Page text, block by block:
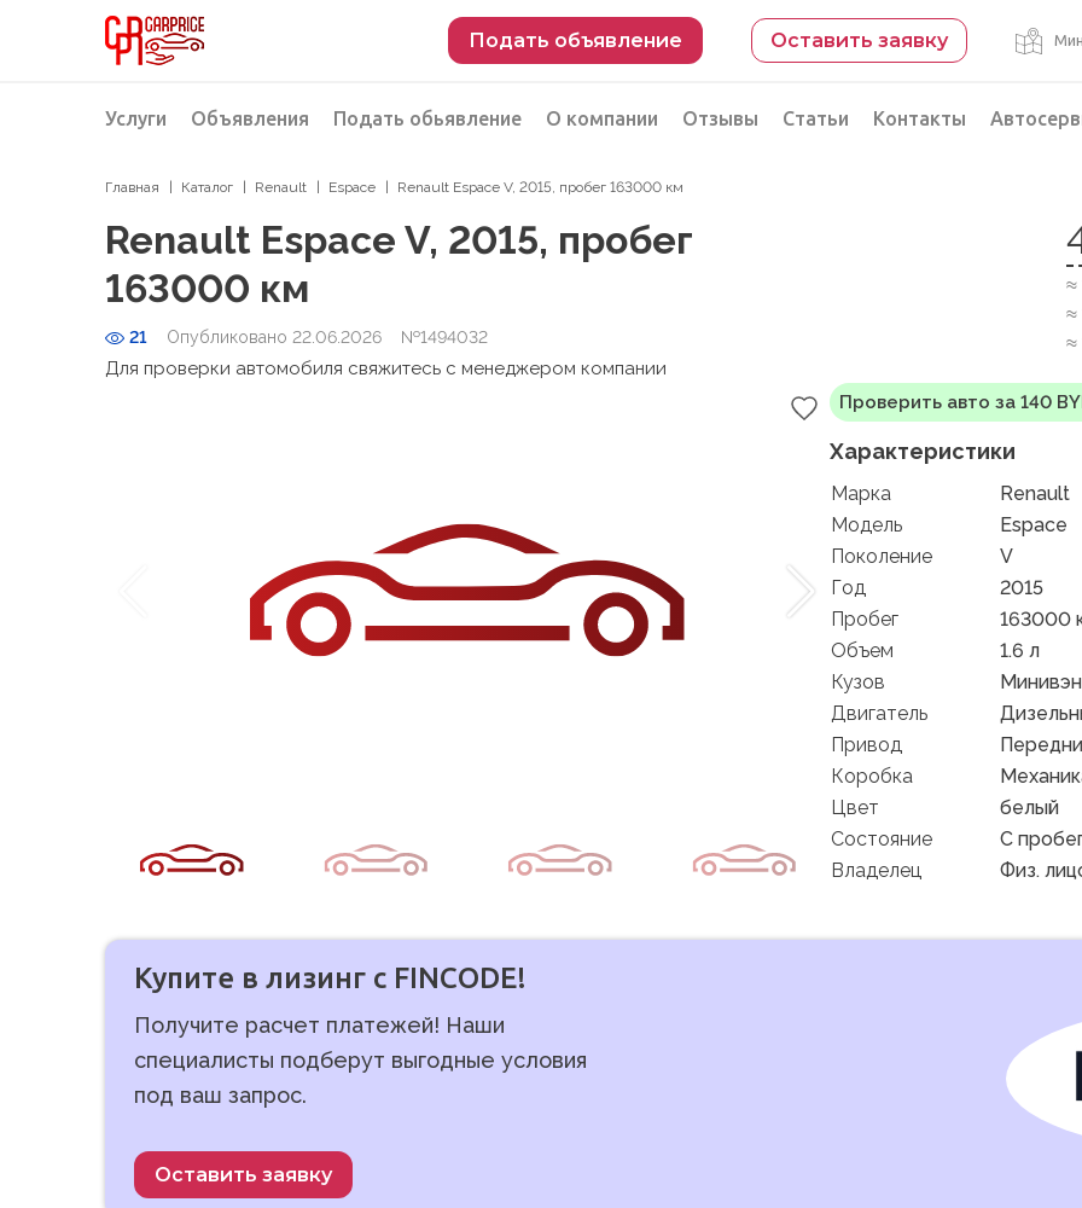
Подать объявление Оставить заявку
Услуги
Подбор автомобиля
Подбор автомобиля из Российской Федерации
Подбор автомобиля из Европы
Проверка автомобиля перед покупкой
Объявления Подать обьявление
Разместить объявление о продаже
О компании Отзывы Статьи Контакты
Главная Каталог Renault Espace Renault Espace V, 2015, пробег 163000 км
Renault Espace V, 2015, пробег
163000 км
21 Опубликовано 22.06.2026 №1494032
≈
≈
≈
Для проверки автомобиля свяжитесь с менеджером компании
Проверить авто за 140
Характеристики
Марка
Renault
Модель
Espace
Поколение
V
Год
2015
Пробег
163000
Объем
1.6 л
Кузов
Минивэн
Двигатель
Привод
Коробка
Цвет
белый
Состояние
C
Владелец
Физ.
Купите в лизинг с FINCODE!
Получите расчет платежей! Наши
специалисты подберут выгодные условия
под ваш запрос.
Оставить заявку